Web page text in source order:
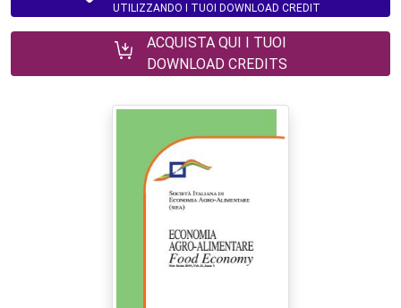
UTILIZZANDO I TUOI DOWNLOAD CREDIT
ACQUISTA QUI I TUOI
DOWNLOAD CREDITS